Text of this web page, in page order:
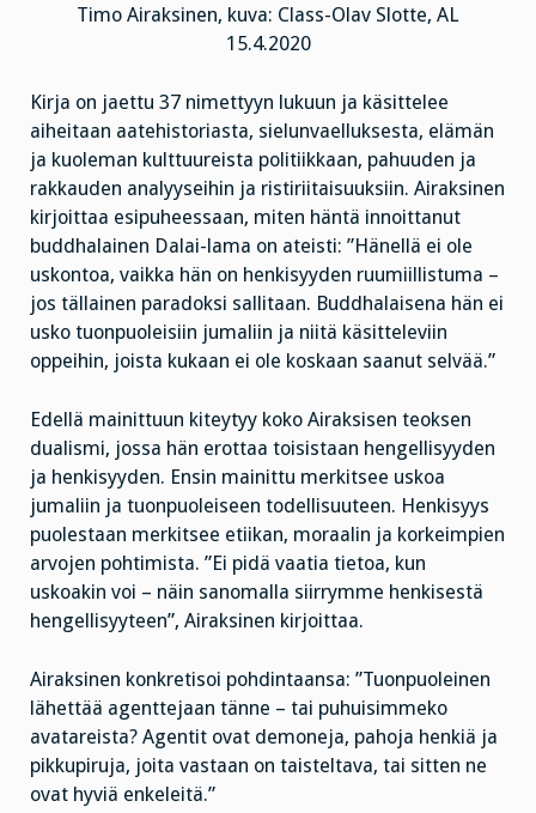
Timo Airaksinen, kuva: Class-Olav Slotte, AL
15.4.2020
Kirja on jaettu 37 nimettyyn lukuun ja käsittelee
aiheitaan aatehistoriasta, sielunvaelluksesta, elämän
ja kuoleman kulttuureista politiikkaan, pahuuden ja
rakkauden analyyseihin ja ristiriitaisuuksiin. Airaksinen
kirjoittaa esipuheessaan, miten häntä innoittanut
buddhalainen Dalai-lama on ateisti: ”Hänellä ei ole
uskontoa, vaikka hän on henkisyyden ruumiillistuma –
jos tällainen paradoksi sallitaan. Buddhalaisena hän ei
usko tuonpuoleisiin jumaliin ja niitä käsitteleviin
oppeihin, joista kukaan ei ole koskaan saanut selvää.”
Edellä mainittuun kiteytyy koko Airaksisen teoksen
dualismi, jossa hän erottaa toisistaan hengellisyyden
ja henkisyyden. Ensin mainittu merkitsee uskoa
jumaliin ja tuonpuoleiseen todellisuuteen. Henkisyys
puolestaan merkitsee etiikan, moraalin ja korkeimpien
arvojen pohtimista. ”Ei pidä vaatia tietoa, kun
uskoakin voi – näin sanomalla siirrymme henkisestä
hengellisyyteen”, Airaksinen kirjoittaa.
Airaksinen konkretisoi pohdintaansa: ”Tuonpuoleinen
lähettää agenttejaan tänne – tai puhuisimmeko
avatareista? Agentit ovat demoneja, pahoja henkiä ja
pikkupiruja, joita vastaan on taisteltava, tai sitten ne
ovat hyviä enkeleitä.”